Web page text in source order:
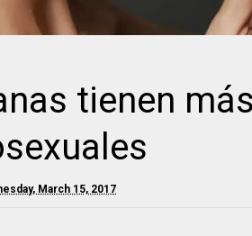
tienen
March 15, 2017